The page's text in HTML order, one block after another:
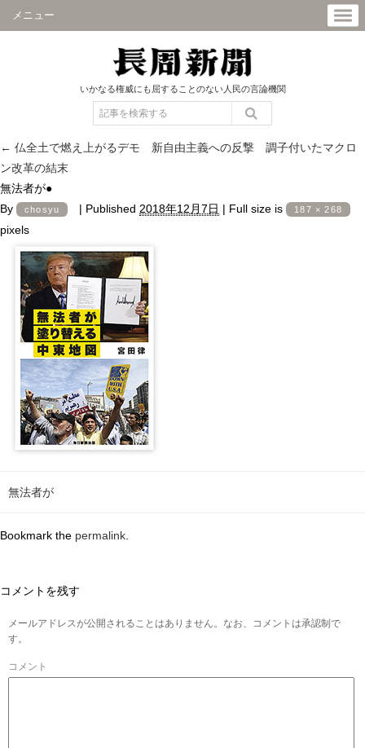
メニュー
いかなる権威にも屈することのない人民の言論機関
← 仏全土で燃え上がるデモ 新自由主義への反撃 調子付いたマクロ
ン改革の結末
無法者が●
By
chosyu | Published 2018年12月7日 | Full size is 187 × 268
pixels
無法者が
Bookmark the permalink
コメントを残す
メールアドレスが公開されることはありません。なお、コメントは承認制で
す。
コメント